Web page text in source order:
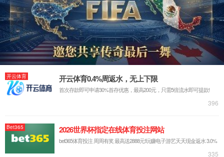
别担心，您可以尝试返回首页